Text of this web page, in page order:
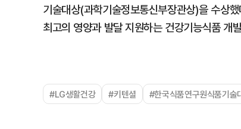
기술대상(과학기술정보통신부장관상)을 수상
최고의 영양과 발달 지원하는 건강기능식품 개
#LG생활건강 #키텐셜 #한국식품연구원식품기술